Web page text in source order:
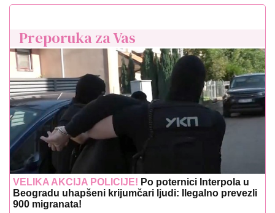
Preporuka za Vas
VELIKA AKCIJA POLICIJE! Po poternici Interpola u
Beogradu uhapšeni krijumčari ljudi: Ilegalno prevezli
900 migranata!